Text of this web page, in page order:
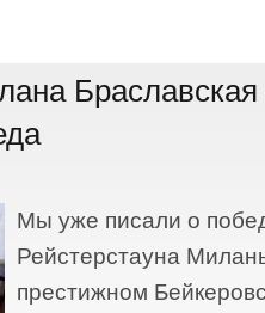
Мы уже писали о
Рейстерстауна
престижном